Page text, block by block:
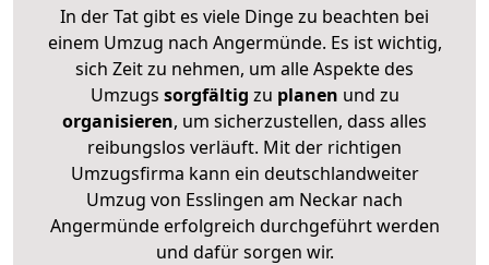
In der Tat gibt es viele Dinge zu beachten bei
einem Umzug nach Angermünde. Es ist wichtig,
sich Zeit zu nehmen, um alle Aspekte des
Umzugs sorgfältig zu planen und zu
organisieren, um sicherzustellen, dass alles
reibungslos verläuft. Mit der richtigen
Umzugsfirma kann ein deutschlandweiter
Umzug von Esslingen am Neckar nach
Angermünde erfolgreich durchgeführt werden
und dafür sorgen wir.